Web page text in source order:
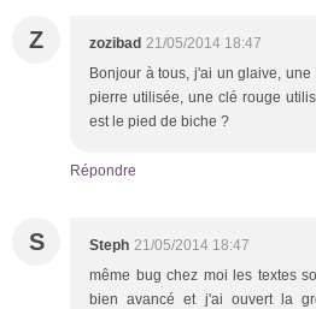
Z zozibad 21/05/2014 18:47
Bonjour à tous, j'ai un glaive,
pierre utilisée, une clé rouge
est le pied de biche ?
Répondre
S Steph 21/05/2014 18:47
même bug chez moi les textes
bien avancé et j'ai ouvert la